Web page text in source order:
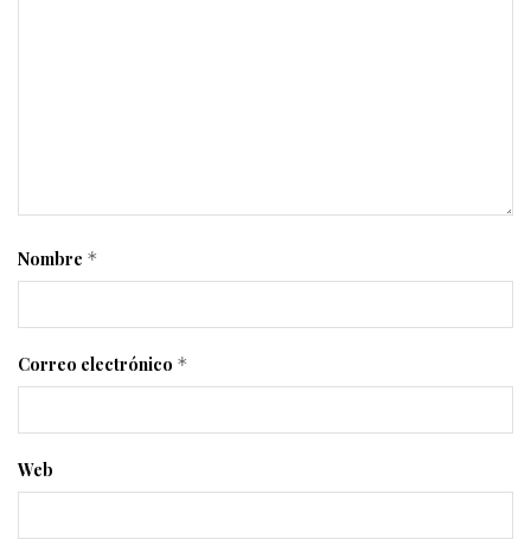
Nombre *
Correo electrónico *
Web